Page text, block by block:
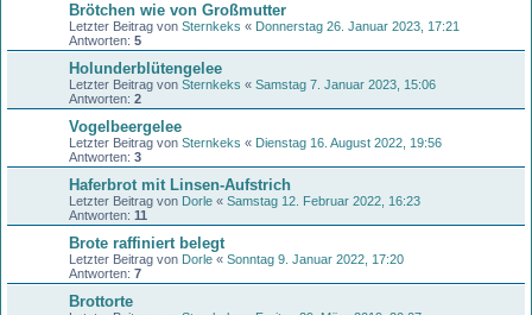
Brötchen wie von Großmutter
Letzter Beitrag von Sternkeks « Donnerstag 26. Januar 2023, 17:21
Antworten: 5
Holunderblütengelee
Letzter Beitrag von Sternkeks « Samstag 7. Januar 2023, 15:06
Antworten: 2
Vogelbeergelee
Letzter Beitrag von Sternkeks « Dienstag 16. August 2022, 19:56
Antworten: 3
Haferbrot mit Linsen-Aufstrich
Letzter Beitrag von Dorle « Samstag 12. Februar 2022, 16:23
Antworten: 11
Brote raffiniert belegt
Letzter Beitrag von Dorle « Sonntag 9. Januar 2022, 17:20
Antworten: 7
Brottorte